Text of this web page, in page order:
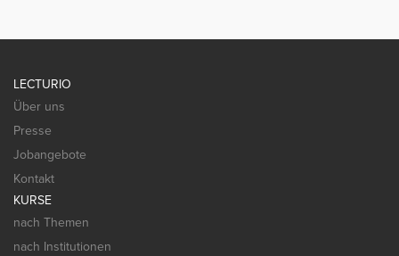
LECTURIO
Über uns
Presse
Jobangebote
Kontakt
KURSE
nach Themen
nach Institutionen